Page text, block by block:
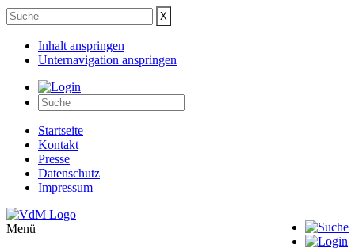
Inhalt anspringen
Unternavigation anspringen
Startseite
Kontakt
Presse
Datenschutz
Impressum
Menü